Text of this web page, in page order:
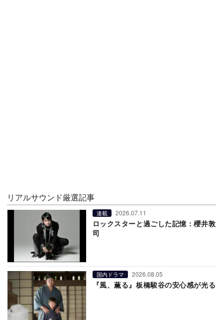
リアルサウンド厳選記事
連載 2026.07.11
ロックスターと過ごした記憶：櫻井敦
司
国内ドラマ 2026.08.05
『風、薫る』板橋駿谷の安心感が光る